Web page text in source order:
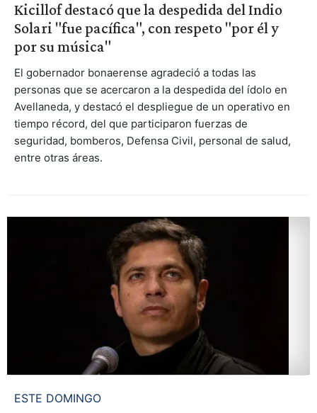
Kicillof destacó que la despedida del Indio
Solari "fue pacífica", con respeto "por él y
por su música"
El gobernador bonaerense agradeció a todas las
personas que se acercaron a la despedida del ídolo en
Avellaneda, y destacó el despliegue de un operativo en
tiempo récord, del que participaron fuerzas de
seguridad, bomberos, Defensa Civil, personal de salud,
entre otras áreas.
ESTE DOMINGO